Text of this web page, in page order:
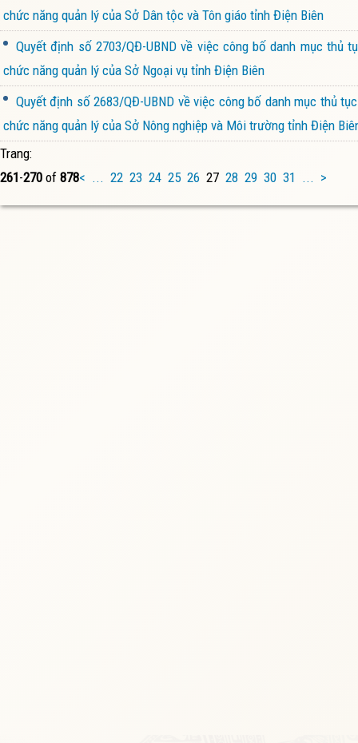
chức năng quản lý của Sở Dân tộc và Tôn giáo tỉnh Điện Biên
Quyết định số 2703/QĐ-UBND về việc công bố danh mục thủ
chức năng quản lý của Sở Ngoại vụ tỉnh Điện Biên
Quyết định số 2683/QĐ-UBND về việc công bố danh mục thủ
chức năng quản lý của Sở Nông nghiệp và Môi trường tỉnh Điện
Trang:
261-270 of 878< ... 22 23 24 25 26 27 28 29 30 31 ... >